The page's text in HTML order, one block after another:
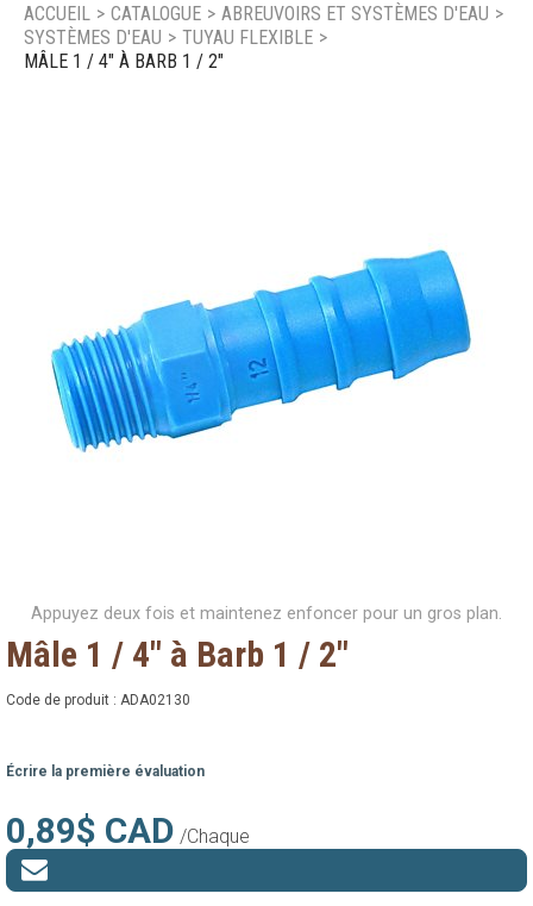
Catalogue de produit
Nous joindre
ACCUEIL > CATALOGUE > ABREUVOIRS ET SYSTÈMES D'EAU >
SYSTÈMES D'EAU > TUYAU FLEXIBLE >
MÂLE 1 / 4" À BARB 1 / 2"
Appuyez deux fois et maintenez enfoncer pour un gros plan.
Mâle 1 / 4" à Barb 1 / 2"
Code de produit : ADA02130
Écrire la première évaluation
0,89$ CAD /Chaque